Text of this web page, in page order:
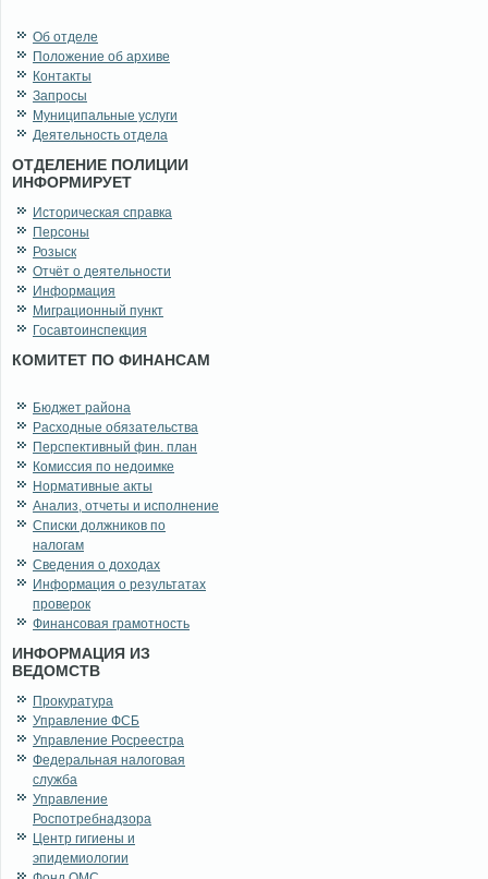
Об отделе
Положение об архиве
Контакты
Запросы
Муниципальные услуги
Деятельность отдела
ОТДЕЛЕНИЕ ПОЛИЦИИ
ИНФОРМИРУЕТ
Историческая справка
Персоны
Розыск
Отчёт о деятельности
Информация
Миграционный пункт
Госавтоинспекция
КОМИТЕТ ПО ФИНАНСАМ
Бюджет района
Расходные обязательства
Перспективный фин. план
Комиссия по недоимке
Нормативные акты
Анализ, отчеты и исполнение
Списки должников по
налогам
Сведения о доходах
Информация о результатах
проверок
Финансовая грамотность
ИНФОРМАЦИЯ ИЗ
ВЕДОМСТВ
Прокуратура
Управление ФСБ
Управление Росреестра
Федеральная налоговая
служба
Управление
Роспотребнадзора
Центр гигиены и
эпидемиологии